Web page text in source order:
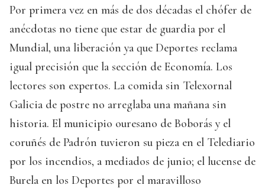
Por primera vez en más de dos décadas el chófer de
anécdotas no tiene que estar de guardia por el
Mundial, una liberación ya que Deportes reclama
igual precisión que la sección de Economía. Los
lectores son expertos. La comida sin Telexornal
Galicia de postre no arreglaba una mañana sin
historia. El municipio ouresano de Boborás y el
coruñés de Padrón tuvieron su pieza en el Telediario
por los incendios, a mediados de junio; el lucense de
Burela en los Deportes por el maravilloso